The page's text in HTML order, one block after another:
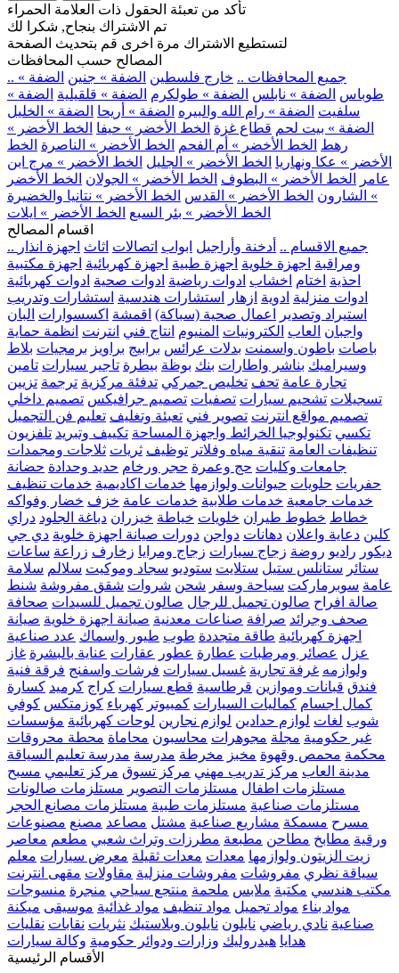
تأكد من تعبئة الحقول ذات العلامة الحمراء
تم الاشتراك بنجاح, شكرا لك
لتستطيع الاشتراك مرة اخرى قم بتحديث الصفحة
المصالح حسب المحافظات
.. جميع المحافظات .. خارج فلسطين الضفة » جنين الضفة »
طوباس الضفة » نابلس الضفة » طولكرم الضفة » قلقيلية الضفة »
سلفيت الضفة » رام الله والبيره الضفة » أريحا الضفة » الخليل
الضفة » بيت لحم قطاع غزة الخط الأخضر » حيفا الخط الأخضر »
رهط الخط الأخضر » أم الفحم الخط الأخضر » الناصرة الخط
الأخضر » عكا ونهاريا الخط الأخضر » الجليل الخط الأخضر » مرج ابن
عامر
الخط الأخضر » البطوف الخط الأخضر » الجولان الخط الأخضر
» الشارون الخط الأخضر » القدس الخط الأخضر » نتانيا والخضيرة
الخط الأخضر » بئر السبع الخط الأخضر » ايلات
اقسام المصالح
.. جميع الاقسام .. أدخنة وأراجيل ابواب اتصالات اثاث اجهزة انذار
ومراقبة اجهزة خلوية اجهزة طبية اجهزة كهربائية اجهزة مكتبية
احذية اختام اخشاب ادوات رياضية ادوات صحية ادوات كهربائية
ادوات منزلية ادوية ازهار استشارات هندسية استشارات وتدريب
استيراد وتصدير
اعمال صحية (سباكة) اقمشة اكسسوارات البان
واجبان العاب الكترونيات المنيوم انتاج فني انترنت انظمة حماية
باصات باطون واسمنت بدلات عرائس برابيج براويز برمجيات بلاط
وسيراميك بناشر واطارات بنك بوظة بيطرة تاجير سيارات تامين
تجارة عامة تحف تخليص جمركي تدفئة مركزية ترجمة تزيين
تسجيلات تشحيم سيارات تصفيات تصميم جرافيكس تصميم داخلي
تصميم مواقع انترنت تصوير فني تعبئة وتغليف تعليم فن التجميل
تكسي تكنولوجيا الخرائط واجهزة المساحة تكييف وتبريد تلفزيون
تنظيفات العامة تنقية مياه وفلاتر توظيف ثريات ثلاجات ومجمدات
جامعات وكليات حج وعمرة حجر ورخام حديد وحدادة حضانة
حفريات حلويات حيوانات ولوازمها خدمات اكاديمية خدمات تنظيف
خدمات جامعية خدمات طلابية خدمات عامة خزف خضار وفواكه
خطاط خطوط طيران خلويات خياطة خيزران دباغة الجلود دراي
كلين دعاية واعلان دهانات دواجن دورات صيانة اجهزة خلوية دي جي
ديكور راديو روضة زجاج سيارات زجاج ومرايا زخارف زراعة ساعات
ستائر ستانلس ستيل ستلايت ستوديو سجاد وموكيت سلالم سلامة
عامة سوبرماركت سياحة وسفر شحن شروات شقق مفروشة شنط
صالة افراح صالون تجميل للرجال صالون تجميل للسيدات صحافة
صحف وجرائد صرافة صناعات معدنية صيانة اجهزة خلوية صيانة
اجهزة كهربائية طاقة متجددة طوب طيور واسماك عدد صناعية
عزل عصائر ومرطبات عطارة عطور عقارات عناية بالبشرة غاز
ولوازمه غرفة تجارية غسيل سيارات فرشات واسفنج فرقة فنية
فندق قبانات وموازين قرطاسية قطع سيارات كراج كرميد كسارة
كمال اجسام كماليات السيارات كمبيوتر كهرباء كوزمتكس كوفي
شوب لغات لوازم حدادين لوازم نجارين لوحات كهربائية مؤسسات
غير حكومية مجلة مجوهرات محاسبون محاماة محطة محروقات
محكمة محمص وقهوة مخبز مخرطة مدرسة مدرسة تعليم السياقة
مدينة العاب مركز تدريب مهني مركز تسوق مركز تعليمي مسبح
مستلزمات اطفال مستلزمات التصوير مستلزمات صالونات
مستلزمات صناعية مستلزمات طبية مستلزمات مصانع الحجر
مسرح مسمكة مشاريع صناعية مشتل مصاعد مصنع مصنوعات
ورقية مطابخ مطاحن مطبعة مطرزات وتراث شعبي مطعم معاصر
زيت الزيتون ولوازمها معدات معدات ثقيلة معرض سيارات معلم
سياقة نظري مفروشات مفروشات منزلية مقاولات مقهى انترنت
مكتب هندسي مكتبة ملابس ملحمة منتجع سياحي منجرة منسوجات
مواد بناء مواد تجميل مواد تنظيف مواد غذائية موسيقى ميكنة
صناعية نادي رياضي نايلون نايلون وبلاستيك نثريات نقابات نقليات
هدايا هيدروليك وزارات ودوائر حكومية وكالة سيارات
الأقسام الرئيسية